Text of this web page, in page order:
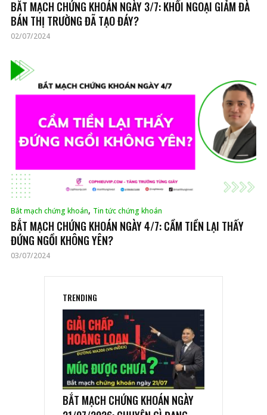
BẮT MẠCH CHỨNG KHOÁN NGÀY 3/7: KHỐI NGOẠI GIẢM ĐÀ
BÁN THỊ TRƯỜNG ĐÃ TẠO ĐÁY?
02/07/2024
Bắt mạch chứng khoán, Tin tức chứng khoán
BẮT MẠCH CHỨNG KHOÁN NGÀY 4/7: CẦM TIỀN LẠI THẤY
ĐỨNG NGỒI KHÔNG YÊN?
03/07/2024
TRENDING
BẮT MẠCH CHỨNG KHOÁN NGÀY